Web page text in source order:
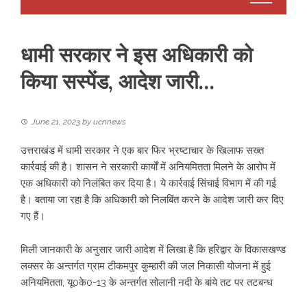
धामी सरकार ने इस अधिकारी को
किया सस्पेंड, आदेश जारी…
June 21, 2023 by ucnnews
उत्तराखंड में धामी सरकार ने एक बार फिर भ्रष्टाचार के खिलाफ सख्त
कार्रवाई की है। शासन ने सरकारी कार्यों में अनियमितता मिलने के आरोप में
एक अधिकारी को निलंबित कर दिया है। ये कार्रवाई सिंचाई विभाग में की गई
है। बताया जा रहा है कि अधिकारी को निलबिंत करने के आदेश जारी कर दिए
गए हैं।
मिली जानकारी के अनुसार जारी आदेश में लिखा है कि हरिद्वार के विकासखण्ड
लक्सर के अन्तर्गत ग्राम टीकमपुर कुम्हारी की जल निकासी योजना में हुई
अनियमितता, यू0के0-13 के अन्तर्गत सोलानी नदी के बांये तट पर तटबन्ध